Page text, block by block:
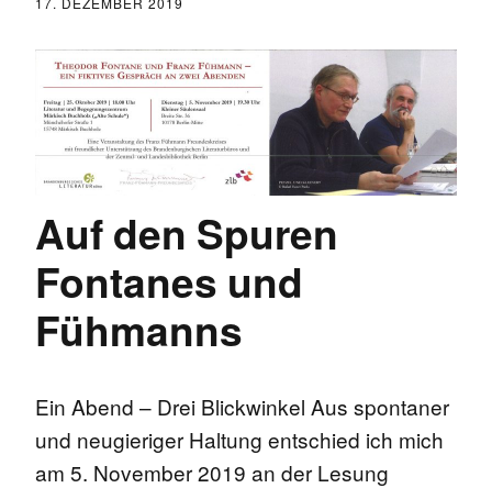
Auf den Spuren
Fontanes und
Fühmanns
Ein Abend – Drei Blickwinkel Aus spontaner
und neugieriger Haltung entschied ich mich
am 5. November 2019 an der Lesung